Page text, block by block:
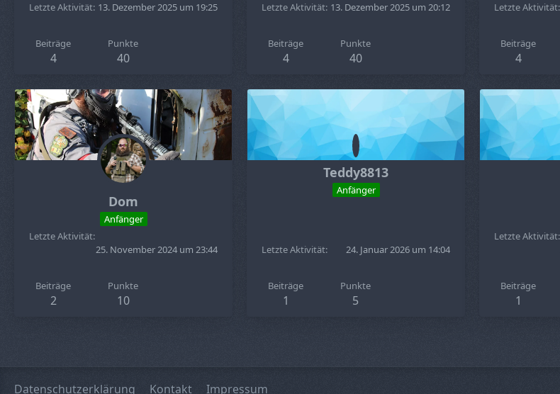
Letzte Aktivität 13. Dezember 2025 um 19:25
Beiträge
4
Punkte
40
Letzte Aktivität 13. Dezember 2025 um 20:12
Beiträge
4
Punkte
40
Letzte Aktivität
Beiträge
4
Dom
Anfänger
Letzte Aktivität
25. November 2024 um 23:44
Beiträge
2
Punkte
10
Teddy8813
Anfänger
Letzte Aktivität 24. Januar 2026 um 14:04
Beiträge
1
Punkte
5
Letzte Aktivität
Beiträge
1
Datenschutzerklärung Kontakt Impressum